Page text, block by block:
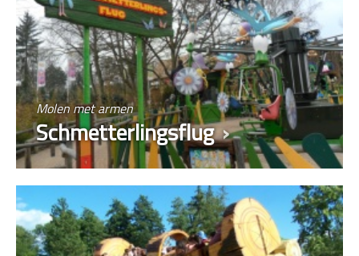
Molen met armen
Schmetterlingsflug